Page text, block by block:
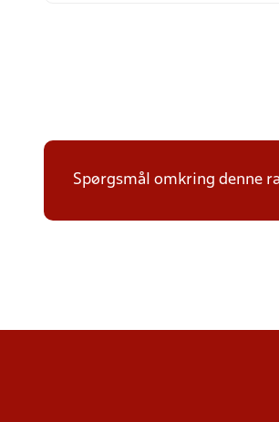
Spørgsmål omkring denne